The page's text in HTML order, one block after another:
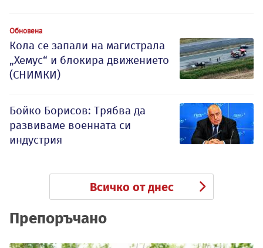
Обновена
Кола се запали на магистрала
„Хемус“ и блокира движението
(СНИМКИ)
Бойко Борисов: Трябва да
развиваме военната си
индустрия
Всичко от днес
Препоръчано